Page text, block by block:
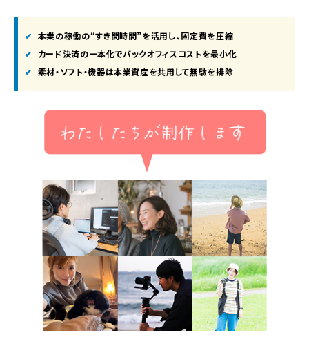
本業の稼働の“すき間時間”を活用し、固定費を圧縮
カード決済の一本化でバックオフィスコストを最小化
素材・ソフト・機器は本業資産を共用して無駄を排除